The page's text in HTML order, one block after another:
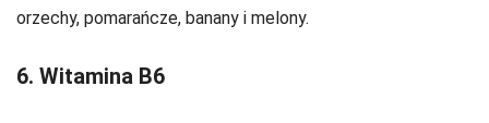
orzechy, pomarańcze, banany i melony.
6. Witamina B6